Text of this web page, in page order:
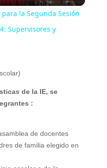
la Segunda Sesión
Supervisores y
de la IE, se
:
de docentes
de familia elegido en